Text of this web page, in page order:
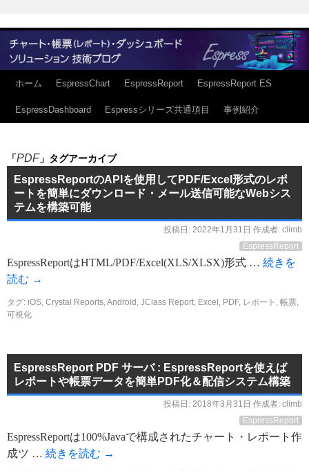
ホーム EspressChart EspressReport EspressReport ES
EspressDashboard Espressシリーズ共通項目 事例紹介
「PDF 」タグアーカイブ
EspressReportのAPIを使用してPDF/Excel形式のレポ
ートを簡単にダウンロード・メール送信可能なWebシス
テムを構築可能
投稿日: 2022年1月31日 作成者: climb
EspressReport
EspressReportはHTML/PDF/Excel(XLS/XLSX)形式 … 続きを
読む →
タグ: iOS, Crystal Reports,Android , JClass Report, Excel , PDF, レポート , 帳票,
可視化
EspressReport PDF サーバ : EspressReportを使えば
レポートや帳票データを簡単PDF化＆配信システム構築
投稿日: 2018年3月31日 作成者: climb
EspressReport
EspressReportは100%Javaで構成されたチャート・レポート作
成ツ … 続きを読む →